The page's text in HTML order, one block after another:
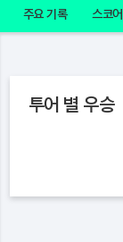
주요 기록 스코어
투어 별 우승